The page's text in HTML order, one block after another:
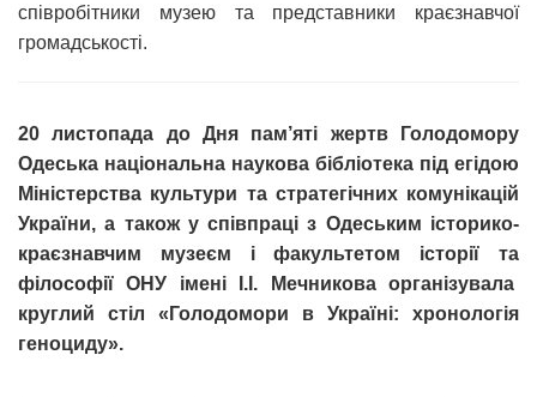
співробітники музею та представники краєзнавчої
громадськості.
20 листопада до Дня пам’яті жертв Голодомору
Одеська національна наукова бібліотека під егідою
Міністерства культури та стратегічних комунікацій
України, а також у співпраці з Одеським історико-
краєзнавчим музеєм і факультетом історії та
філософії ОНУ імені І.І. Мечникова організувала
круглий стіл «Голодомори в Україні: хронологія
геноциду».